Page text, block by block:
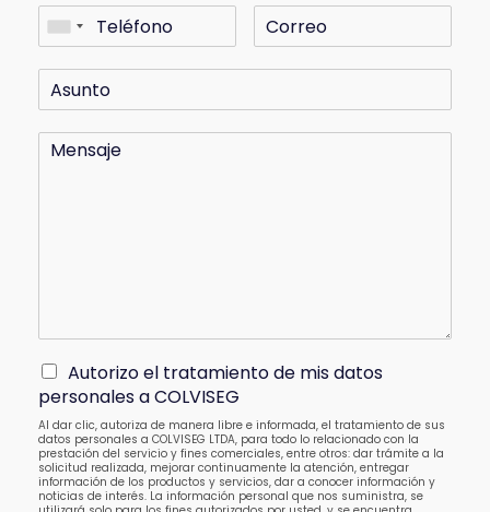
Autorizo el tratamiento de mis datos
personales a COLVISEG
Al dar clic, autoriza de manera libre e informada, el tratamiento de sus
datos personales a COLVISEG LTDA, para todo lo relacionado con la
prestación del servicio y fines comerciales, entre otros: dar trámite a la
solicitud realizada, mejorar continuamente la atención, entregar
información de los productos y servicios, dar a conocer información y
noticias de interés. La información personal que nos suministra, se